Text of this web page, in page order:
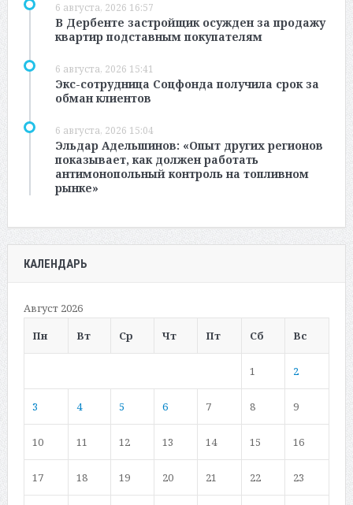
6 августа, 2026 16:57
В Дербенте застройщик осужден за продажу
квартир подставным покупателям
6 августа, 2026 15:41
Экс-сотрудница Соцфонда получила срок за
обман клиентов
6 августа, 2026 15:04
Эльдар Адельшинов: «Опыт других регионов
показывает, как должен работать
антимонопольный контроль на топливном
рынке»
КАЛЕНДАРЬ
Август 2026
Пн
Вт Ср Чт Пт Сб Вс
1 2
3 4 5 6 7 8 9
10 11 12 13 14 15 16
17 18 19 20 21 22 23